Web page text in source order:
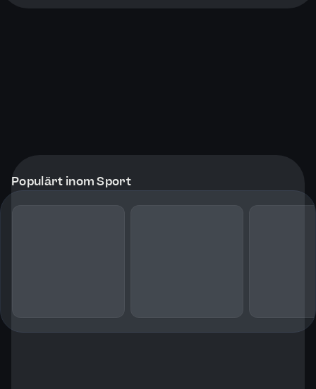
Populärt inom Sport